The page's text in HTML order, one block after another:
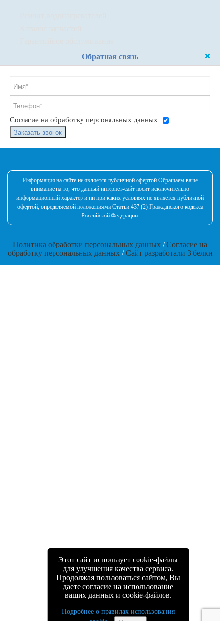
Обратная связь
Согласие на обработку персональных данных
Заказать звонок
Информация на сайте не является публичной офертой Обращаем ваше
внимание на то, что данный интернет-сайт носит исключительно
информационный характер и ни при каких условиях не является публичной
офертой, определяемой положениями Статьи 437 (2) Гражданского кодекса
Российской Федерации.
Политика обработки персональных данных /Согласие на
обработку персональных данных/Сайт разработали 3 белки
Этот сайт использует cookie-файлы
для улучшения качества сервиса.
Продолжая пользоваться сайтом, Вы
даете согласие на использование
ваших данных и cookie-файлов.
Подробнее о правилах использования